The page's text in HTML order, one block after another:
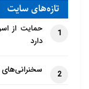
تازه‌‌های سایت
1
حمایت از
دارد
2